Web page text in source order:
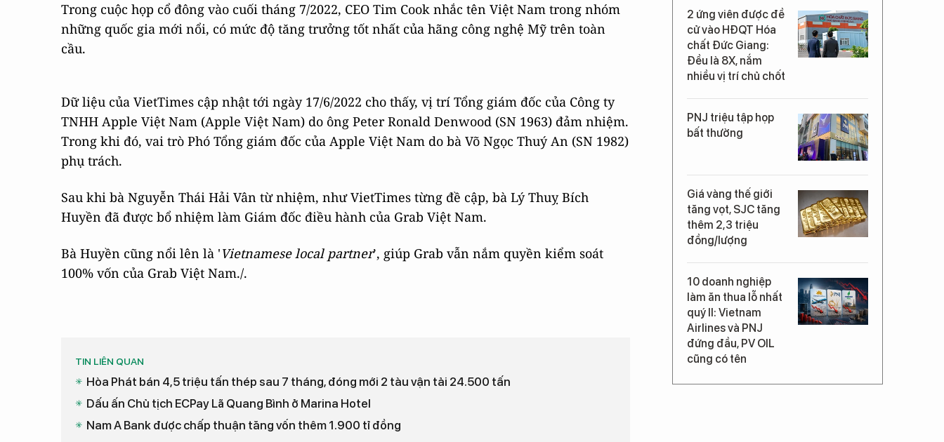
Trong cuộc họp cổ đông vào cuối tháng 7/2022, CEO Tim Cook nhắc tên Việt Nam trong nhóm
những quốc gia mới nổi, có mức độ tăng trưởng tốt nhất của hãng công nghệ Mỹ trên toàn
cầu.
Dữ liệu của VietTimes cập nhật tới ngày 17/6/2022 cho thấy, vị trí Tổng giám đốc của Công ty
TNHH Apple Việt Nam (Apple Việt Nam) do ông Peter Ronald Denwood (SN 1963) đảm nhiệm.
Trong khi đó, vai trò Phó Tổng giám đốc của Apple Việt Nam do bà Võ Ngọc Thuý An (SN 1982)
phụ trách.
Sau khi bà Nguyễn Thái Hải Vân từ nhiệm, như VietTimes từng đề cập, bà Lý Thuỵ Bích
Huyền đã được bổ nhiệm làm Giám đốc điều hành của Grab Việt Nam.
Bà Huyền cũng nổi lên là 'Vietnamese local partner’, giúp Grab vẫn nắm quyền kiểm soát
100% vốn của Grab Việt Nam./.
TIN LIÊN QUAN
Hòa Phát bán 4,5 triệu tấn thép sau 7 tháng, đóng mới 2 tàu vận tải 24.500 tấn
Dấu ấn Chủ tịch ECPay Lã Quang Bình ở Marina Hotel
Nam A Bank được chấp thuận tăng vốn thêm 1.900 tỉ đồng
2 ứng viên được đề
cử vào HĐQT Hóa
chất Đức Giang:
Đều là 8X, nắm
nhiều vị trí chủ chốt
PNJ triệu tập họp
bất thường
Giá vàng thế giới
tăng vọt, SJC tăng
thêm 2,3 triệu
đồng/lượng
10 doanh nghiệp
làm ăn thua lỗ nhất
quý II: Vietnam
Airlines và PNJ
đứng đầu, PV OIL
cũng có tên